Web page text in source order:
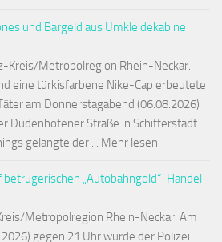
und Bargeld aus Umkleidekabine
Kreis/Metropolregion Rhein-Neckar.
eine türkisfarbene Nike-Cap erbeutete
am Donnerstagabend (06.08.2026)
Dudenhofener Straße in Schifferstadt.
gelangte der ... Mehr lesen
„Autobahngold“-Handel
Metropolregion Rhein-Neckar. Am
gegen 21 Uhr wurde der Polizei